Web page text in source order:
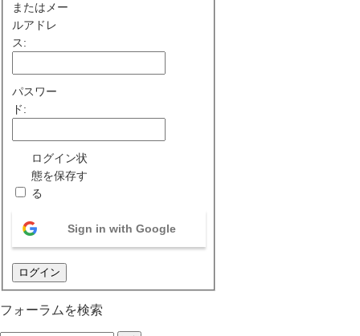
またはメー
ルアドレ
ス:
パスワー
ド:
ログイン状
態を保存す
る
Sign in with Google
ログイン
フォーラムを検索